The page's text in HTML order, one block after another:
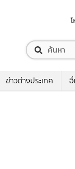
ข่าวต่างประเทศ